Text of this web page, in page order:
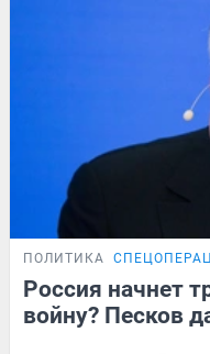
ПОЛИТИКА
Россия начнет
войну? Песков